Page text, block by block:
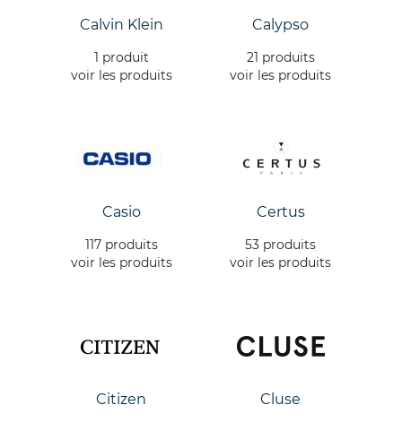
Calvin Klein
1 produit
voir les produits
Calypso
21 produits
voir les produits
Casio
117 produits
voir les produits
Certus
53 produits
voir les produits
Citizen Cluse